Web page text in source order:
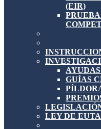
(EIR)
GUÍAS
LEY DE